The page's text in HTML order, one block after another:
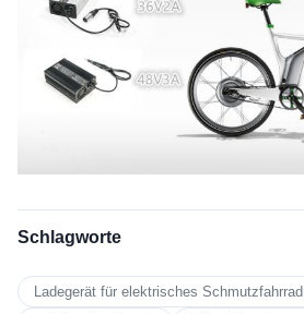
Schlagworte
Ladegerät für elektrisches Schmutzfahrrad